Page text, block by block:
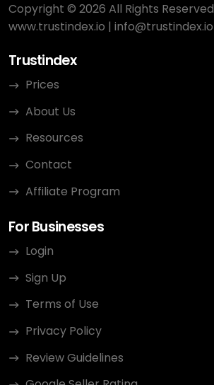
Copyright © 2026 All Rights Reserved
www.trustindex.io | info@trustindex.io
Trustindex
Prices
About Us
Resources
Contact
Affiliate Program
For Businesses
Login
Sign Up
Terms of Use
Privacy Policy
Review Guidelines